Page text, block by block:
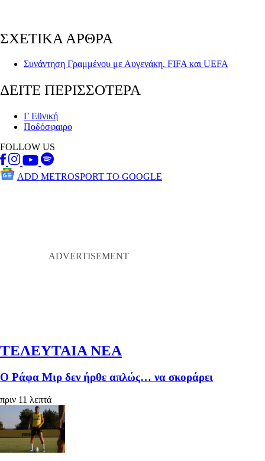
ΣΧΕΤΙΚΑ ΑΡΘΡΑ
Συνάντηση Γραμμένου με Αυγενάκη, FIFA και UEFA
ΔΕΙΤΕ ΠΕΡΙΣΣΟΤΕΡΑ
Γ Εθνική
Ποδόσφαιρο
FOLLOW US
ADD METROSPORT TO GOOGLE
ΤΕΛΕΥΤΑΙΑ ΝΕΑ
Ο Ράφα Μιρ δεν ήρθε απλώς… να σκοράρει
πριν 11 λεπτά